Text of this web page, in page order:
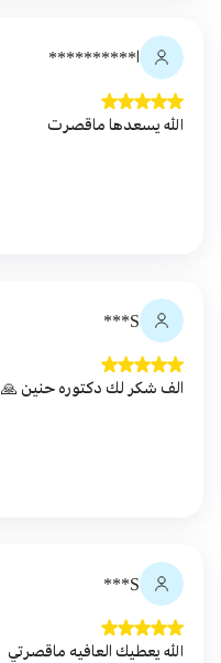
ا**********
الله يسعدها ماقصرت
S***
الف شكر لك دكتوره حنين 🙏
S***
الله يعطيك العافيه ماقصرتي